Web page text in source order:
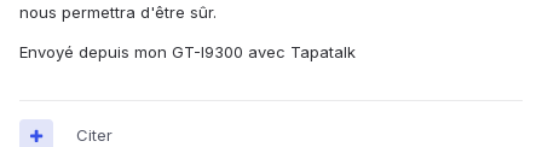
nous permettra d'être sûr.
Envoyé depuis mon GT-I9300 avec Tapatalk
Citer